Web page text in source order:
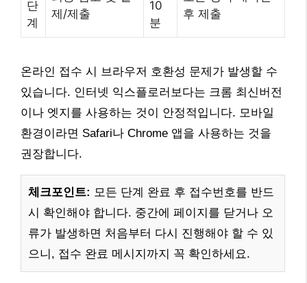
단
계
제/제출
10
분
후 제출
온라인 접수 시 브라우저 호환성 문제가 발생할 수
있습니다. 인터넷 익스플로러보다는 크롬 최신버전
이나 엣지를 사용하는 것이 안정적입니다. 모바일
환경이라면 Safari나 Chrome 앱을 사용하는 것을
권장합니다.
체크포인트: 모든 단계 완료 후 접수번호를 반드
시 확인해야 합니다. 중간에 페이지를 닫거나 오
류가 발생하면 처음부터 다시 진행해야 할 수 있
으니, 접수 완료 메시지까지 꼭 확인하세요.